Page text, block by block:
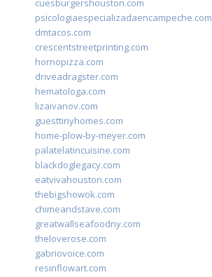
cuesburgershouston.com
psicologiaespecializadaencampeche.com
dmtacos.com
crescentstreetprinting.com
hornopizza.com
driveadragster.com
hematologa.com
lizaivanov.com
guesttinyhomes.com
home-plow-by-meyer.com
palatelatincuisine.com
blackdoglegacy.com
eatvivahouston.com
thebigshowok.com
chimeandstave.com
greatwallseafoodny.com
theloverose.com
gabriovoice.com
resinflowart.com